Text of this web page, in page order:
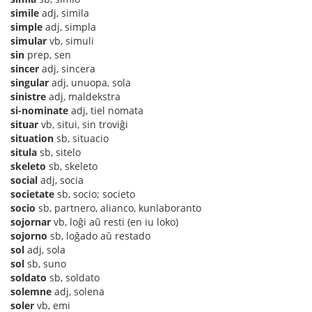
simile adj, simila
simple adj, simpla
simular vb, simuli
sin prep, sen
sincer adj, sincera
singular adj, unuopa, sola
sinistre adj, maldekstra
si-nominate adj, tiel nomata
situar vb, situi, sin troviĝi
situation sb, situacio
situla sb, sitelo
skeleto sb, skeleto
social adj, socia
societate sb, socio; societo
socio sb, partnero, alianco, kunlaboranto
sojornar vb, loĝi aŭ resti (en iu loko)
sojorno sb, loĝado aŭ restado
sol adj, sola
sol sb, suno
soldato sb, soldato
solemne adj, solena
soler vb, emi